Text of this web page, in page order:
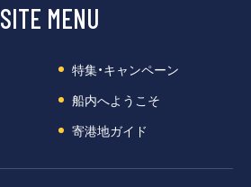
SITE MENU
特集・キャンペーン
船内へようこそ
寄港地ガイド